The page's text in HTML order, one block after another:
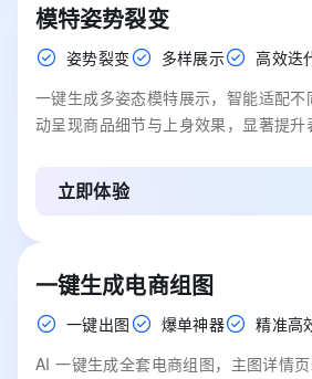
模特姿势裂变
姿势裂变 多样展示
高效迭
一键生成多姿态模特展示，智能适配
动呈现商品细节与上身效果，显著提
立即体验
一键生成电商组图
一键出图 爆单神器
精准高
AI 一键生成全套电商组图，主图详情